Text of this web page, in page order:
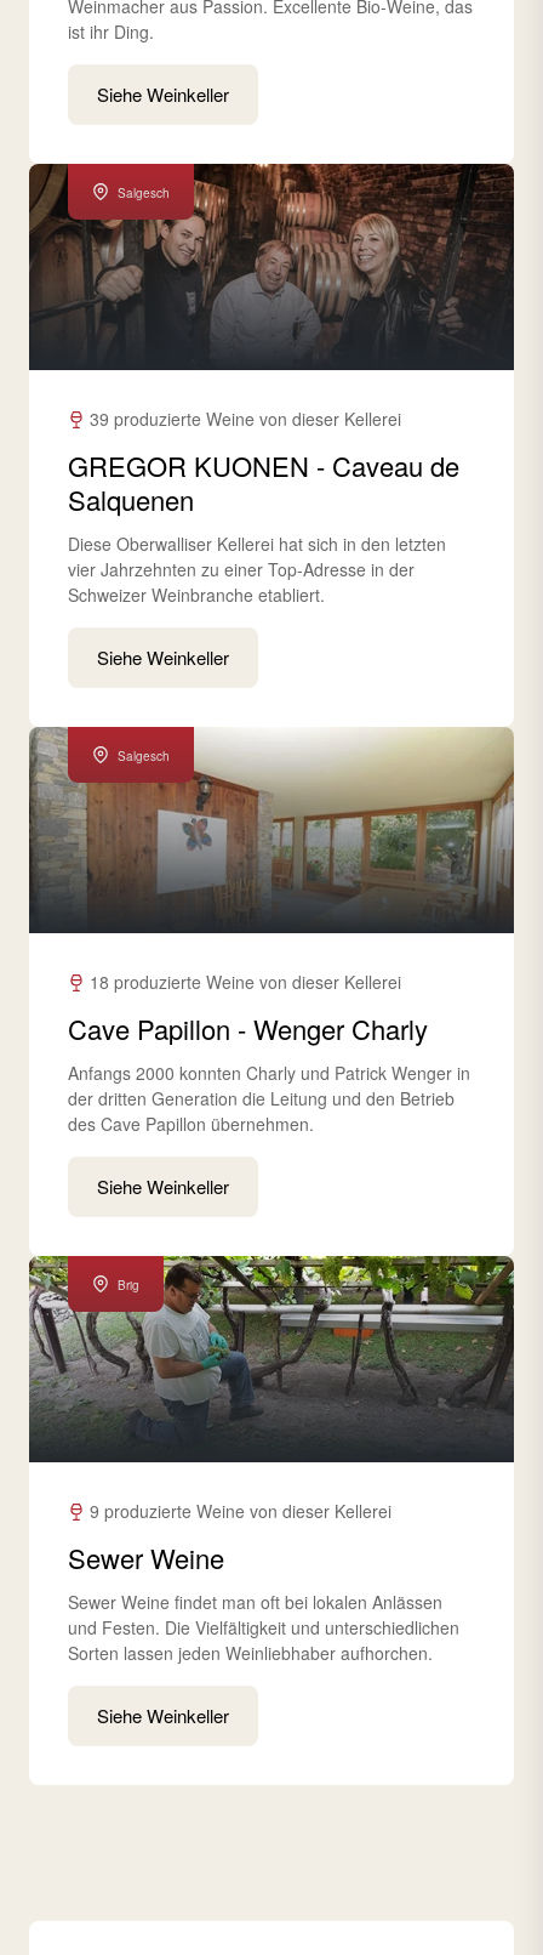
Weinmacher aus Passion. Excellente Bio-Weine, das
ist ihr Ding.
Siehe Weinkeller
Salgesch
39 produzierte Weine von dieser Kellerei
GREGOR KUONEN - Caveau de
Salquenen
Diese Oberwalliser Kellerei hat sich in den letzten
vier Jahrzehnten zu einer Top-Adresse in der
Schweizer Weinbranche etabliert.
Siehe Weinkeller
Salgesch
18 produzierte Weine von dieser Kellerei
Cave Papillon - Wenger Charly
Anfangs 2000 konnten Charly und Patrick Wenger in
der dritten Generation die Leitung und den Betrieb
des Cave Papillon übernehmen.
Siehe Weinkeller
Brig
9 produzierte Weine von dieser Kellerei
Sewer Weine
Sewer Weine findet man oft bei lokalen Anlässen
und Festen. Die Vielfältigkeit und unterschiedlichen
Sorten lassen jeden Weinliebhaber aufhorchen.
Siehe Weinkeller